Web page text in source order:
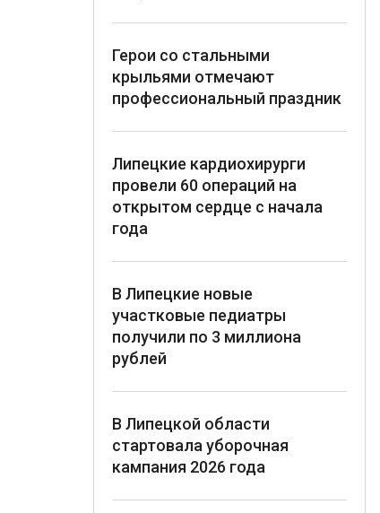
Герои со стальными
крыльями отмечают
профессиональный праздник
Липецкие кардиохирурги
провели 60 операций на
открытом сердце с начала
года
В Липецкие новые
участковые педиатры
получили по 3 миллиона
рублей
В Липецкой области
стартовала уборочная
кампания 2026 года